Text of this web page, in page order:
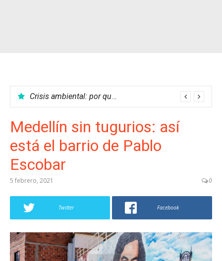
Crisis ambiental: por qué no podemos parar el calentamiento global
Medellín sin tugurios: así
está el barrio de Pablo
Escobar
5 febrero, 2021 0
Twitter Facebook